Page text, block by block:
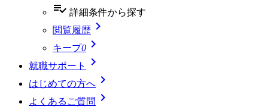
playlist_add_check 詳細条件から探す
閲覧履歴 
キープ0 
就職サポート 
はじめての方へ 
よくあるご質問 